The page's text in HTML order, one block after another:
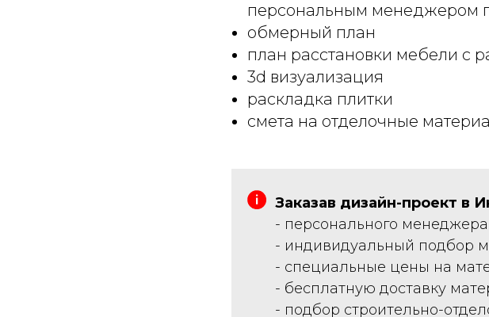
персональным менеджером
обмерный план
план расстановки мебели с
3d визуализация
раскладка плитки
смета на отделочные
Заказав дизайн-проект в
- персонального
- индивидуальный подбор
- специальные цены на
- бесплатную доставку
- подбор строительно-